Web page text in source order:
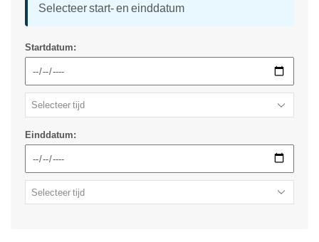
Selecteer start- en einddatum
Startdatum:
Einddatum: